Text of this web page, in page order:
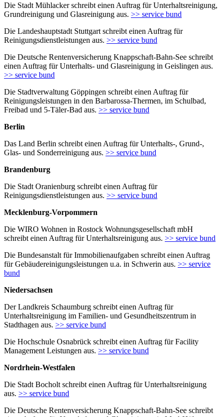
Die Stadt Mühlacker schreibt einen Auftrag für Unterhaltsreinigung,
Grundreinigung und Glasreinigung aus. >> service bund
Die Landeshauptstadt Stuttgart schreibt einen Auftrag für
Reinigungsdienstleistungen aus. >> service bund
Die Deutsche Rentenversicherung Knappschaft-Bahn-See schreibt
einen Auftrag für Unterhalts- und Glasreinigung in Geislingen aus.
>> service bund
Die Stadtverwaltung Göppingen schreibt einen Auftrag für
Reinigungsleistungen in den Barbarossa-Thermen, im Schulbad,
Freibad und 5-Täler-Bad aus. >> service bund
Berlin
Das Land Berlin schreibt einen Auftrag für Unterhalts-, Grund-,
Glas- und Sonderreinigung aus. >> service bund
Brandenburg
Die Stadt Oranienburg schreibt einen Auftrag für
Reinigungsdienstleistungen aus. >> service bund
Mecklenburg-Vorpommern
Die WIRO Wohnen in Rostock Wohnungsgesellschaft mbH
schreibt einen Auftrag für Unterhaltsreinigung aus. >> service bund
Die Bundesanstalt für Immobilienaufgaben schreibt einen Auftrag
für Gebäudereinigungsleistungen u.a. in Schwerin aus. >> service
bund
Niedersachsen
Der Landkreis Schaumburg schreibt einen Auftrag für
Unterhaltsreinigung im Familien- und Gesundheitszentrum in
Stadthagen aus. >> service bund
Die Hochschule Osnabrück schreibt einen Auftrag für Facility
Management Leistungen aus. >> service bund
Nordrhein-Westfalen
Die Stadt Bocholt schreibt einen Auftrag für Unterhaltsreinigung
aus. >> service bund
Die Deutsche Rentenversicherung Knappschaft-Bahn-See schreibt